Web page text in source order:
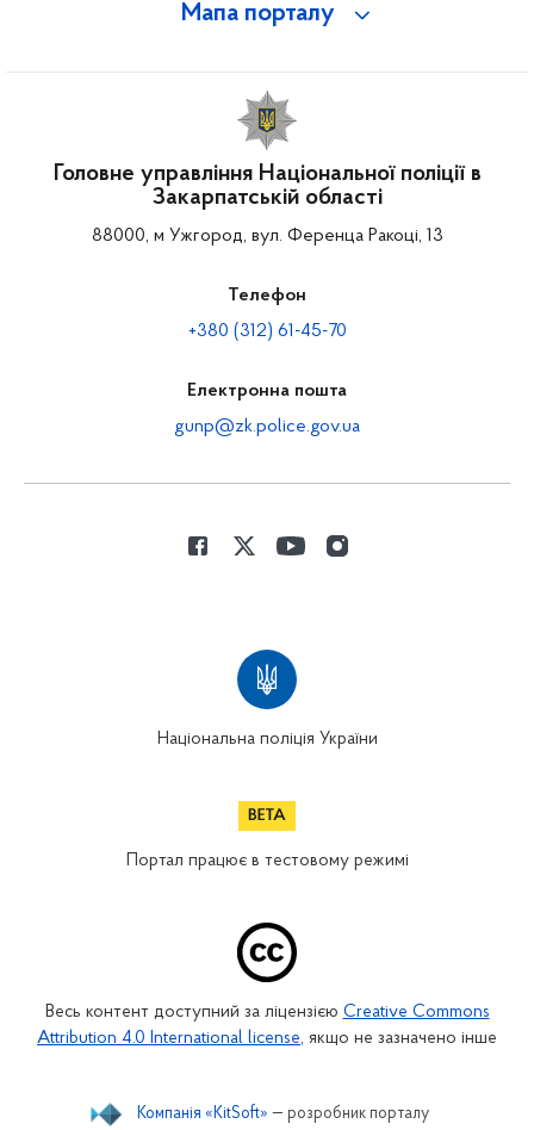
Мапа порталу
Головне управління Національної поліції в
Закарпатській області
88000, м Ужгород, вул. Ференца Ракоці, 13
Телефон
+380 (312) 61-45-70
Електронна пошта
gunp@zk.police.gov.ua
Національна поліція України
Портал працює в тестовому режимі
Весь контент доступний за ліцензією Creative Commons
Attribution 4.0 International license, якщо не зазначено інше
Компанія «KitSoft» — розробник порталу